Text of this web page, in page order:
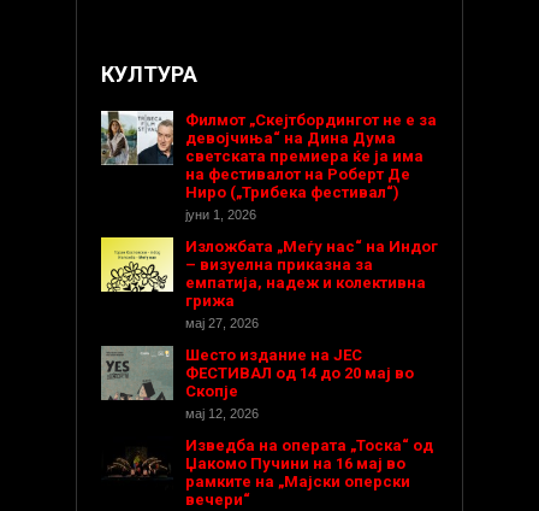
КУЛТУРА
Филмот „Скејтбордингот не е за
девојчиња“ на Дина Дума
светската премиера ќе ја има
на фестивалот на Роберт Де
Ниро („Трибека фестивал“)
јуни 1, 2026
Изложбата „Меѓу нас“ на Индог
– визуелна приказна за
емпатија, надеж и колективна
грижа
мај 27, 2026
Шесто издание на ЈЕС
ФЕСТИВАЛ од 14 до 20 мај во
Скопје
мај 12, 2026
Изведба на операта „Тоска“ од
Џакомо Пучини на 16 мај во
рамките на „Мајски оперски
вечери“